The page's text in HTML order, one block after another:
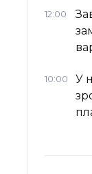
12:00
10:00
У